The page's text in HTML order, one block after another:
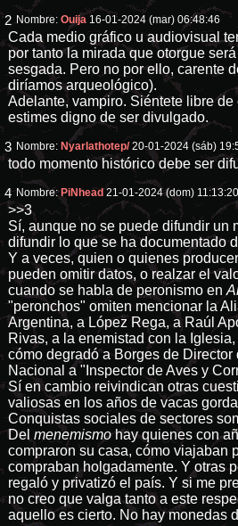
2 Nombre:Ouija 16-01-2024 (mar) 06:48:46
Cada medio gráfico u audiovisual
por tanto la mirada que otorgue
sesgada. Pero no por ello, carente
diríamos arqueológico).
Adelante, vampiro. Siéntete libre
estimes digno de ser divulgado.
3 Nombre: Nyarlathotep/ 20-01-2024 (sáb)
todo momento histórico debe ser
4 Nombre: PiNhead 21-01-2024 (dom) 11:13:20
>>3
Sí, aunque no se puede difundir un
difundir lo que se ha documentado
Y a veces, quien o quienes
pueden omitir datos, o realzar el
cuando se habla de peronismo en
"peronchos" omiten mencionar la
Argentina, a López Rega, a Raúl
Rivas, a la enemistad con la
cómo degradó a Borges de Director
Nacional a "Inspector de Aves y
Sí en cambio reivindican otras
valiosas en los años de vacas
Conquistas sociales de sectores
Del menemismohay quienes con
compraron su casa, cómo viajaban
compraban holgadamente. Y otras
regaló y privatizó el país. Y si me
no creo que valga tanto a este
aquello es cierto. No hay monedas